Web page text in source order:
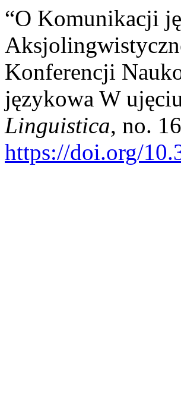
“O Komunikacji
Konferencji
językowa W
Linguistica, no.
https://doi.org/